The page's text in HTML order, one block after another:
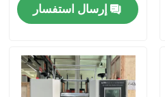
Mpa
إرسال استفسار